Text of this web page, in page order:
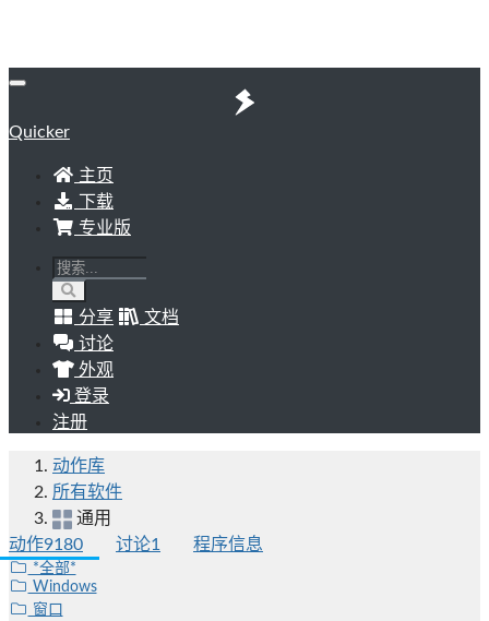
Quicker
主页
下载
专业版
分享
文档
讨论
外观
登录
注册
动作库
所有软件
通用
动作9180 讨论1 程序信息
*全部*
Windows
窗口